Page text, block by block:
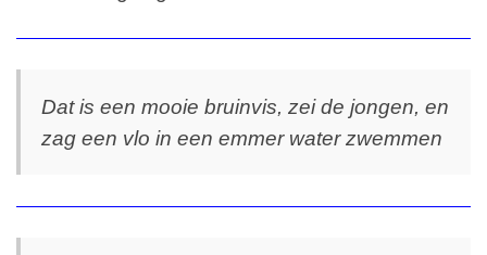
Dat is een mooie bruinvis, zei de jongen, en
zag een vlo in een emmer water zwemmen